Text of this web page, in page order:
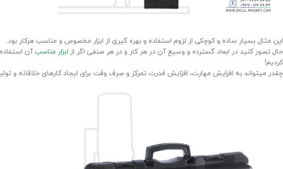
این مثال بسیار ساده و کوچکی از لزوم استفاده و بهره گیری از ابزار مخصوص و مناسب هرکار بود.
حال تصور کنید در ابعاد گسترده و وسیع آن در هر کار و در هر صنفی اگر از ابزار مناسبآن
کردیم!
چقدر میتواند به افزایش مهارت، افزایش قدرت تمرکز و صرف وقت برای ایجاد کارهای خلاقانه و